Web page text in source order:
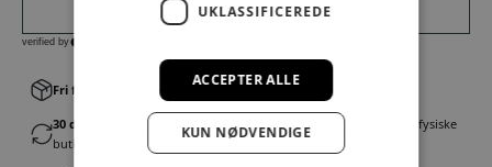
Fri fragt v. køb over 499,00 kr.│Levering 1-3 hverdage
30 dages fortrydelsesret│Byt eller returner gratis i en af vores fysiske
butikker
UKLASSIFICEREDE
ACCEPTER ALLE
KUN NØDVENDIGE